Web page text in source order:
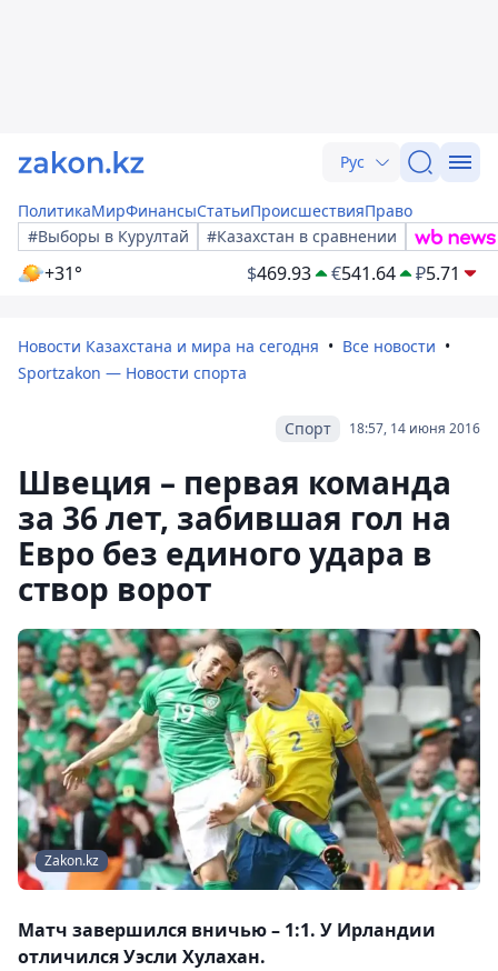
Рус
ПолитикаМирФинансыСтатьиПроисшествияПраво
#Выборы в Курултай
#Казахстан в сравнении
+31° $469.93 €541.64 ₽5.71
Новости Казахстана и мира на сегодня
Все новости
Sportzakon — Новости спорта
18:57, 14 июня 2016
Спорт
Швеция – первая команда
за 36 лет, забившая гол на
Евро без единого удара в
створ ворот
Zakon.kz
Матч завершился вничью – 1:1. У Ирландии
отличился Уэсли Хулахан.